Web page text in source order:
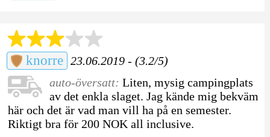
knorre 23.06.2019 - (3.2/5)
auto-översatt: Liten, mysig campingplats
av det enkla slaget. Jag kände mig bekväm
här och det är vad man vill ha på en semester.
Riktigt bra för 200 NOK all inclusive.